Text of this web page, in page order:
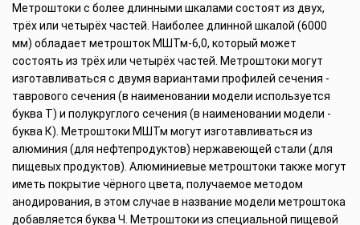
Метроштоки с более длинными шкалами состоят из двух,
трёх или четырёх частей. Наиболее длинной шкалой (6000
мм) обладает метрошток МШТм-6,0, который может
состоять из трёх или четырёх частей. Метроштоки могут
изготавливаться с двумя вариантами профилей сечения -
таврового сечения (в наименовании модели используется
буква Т) и полукруглого сечения (в наименовании модели -
буква К). Метроштоки МШТм могут изготавливаться из
алюминия (для нефтепродуктов) нержавеющей стали (для
пищевых продуктов). Алюминиевые метроштоки также могут
иметь покрытие чёрного цвета, получаемое методом
анодирования, в этом случае в название модели метроштока
добавляется буква Ч. Метроштоки из специальной пищевой